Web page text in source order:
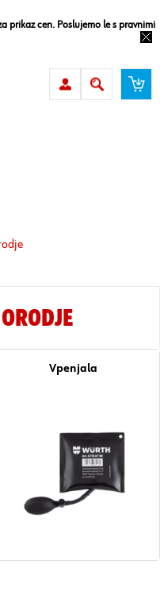
prikaz cen. Poslujemo le s pravnimi
Vpenjala